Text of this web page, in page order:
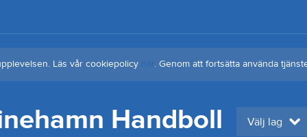
Läs vår cookiepolicy här. Genom att fortsätta använda
Handboll Välj lag